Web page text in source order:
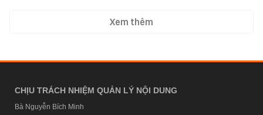
Xem thêm
CHỊU TRÁCH NHIỆM QUẢN LÝ NỘI DUNG
Bà Nguyễn Bích Minh